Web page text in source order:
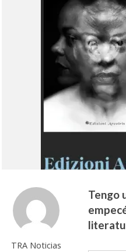
TRA Noticias
Tengo